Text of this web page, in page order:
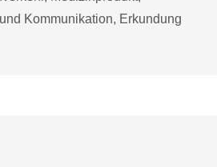
Kommunikation, Erkundung